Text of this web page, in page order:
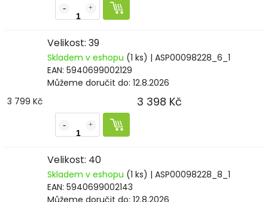
Velikost: 39
Skladem v eshopu (1 ks) | ASP00098228_6_1
EAN: 5940699002129
Můžeme doručit do: 12.8.2026
3 799 Kč
3 398 Kč
Velikost: 40
Skladem v eshopu (1 ks) | ASP00098228_8_1
EAN: 5940699002143
Můžeme doručit do: 12.8.2026